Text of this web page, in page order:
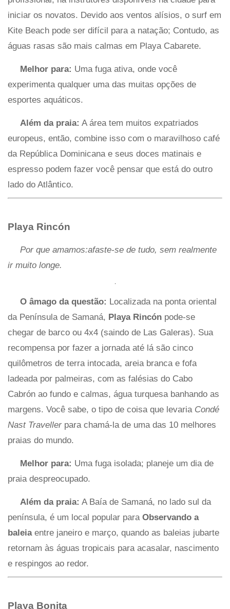
iniciar os novatos. Devido aos ventos alísios, o surf em
Kite Beach pode ser difícil para a natação; Contudo, as
águas rasas são mais calmas em Playa Cabarete.
Melhor para: Uma fuga ativa, onde você
experimenta qualquer uma das muitas opções de
esportes aquáticos.
Além da praia: A área tem muitos expatriados
europeus, então, combine isso com o maravilhoso café
da República Dominicana e seus doces matinais e
espresso podem fazer você pensar que está do outro
lado do Atlântico.
Playa Rincón
Por que amamos:afaste-se de tudo, sem realmente
ir muito longe.
O âmago da questão: Localizada na ponta oriental
da Península de Samaná, Playa Rincón pode-se
chegar de barco ou 4x4 (saindo de Las Galeras). Sua
recompensa por fazer a jornada até lá são cinco
quilômetros de terra intocada, areia branca e fofa
ladeada por palmeiras, com as falésias do Cabo
Cabrón ao fundo e calmas, água turquesa banhando as
margens. Você sabe, o tipo de coisa que levaria Condé
Nast Traveller para chamá-la de uma das 10 melhores
praias do mundo.
Melhor para: Uma fuga isolada; planeje um dia de
praia despreocupado.
Além da praia: A Baía de Samaná, no lado sul da
península, é um local popular para Observando a
baleia entre janeiro e março, quando as baleias jubarte
retornam às águas tropicais para acasalar, nascimento
e respingos ao redor.
Playa Bonita